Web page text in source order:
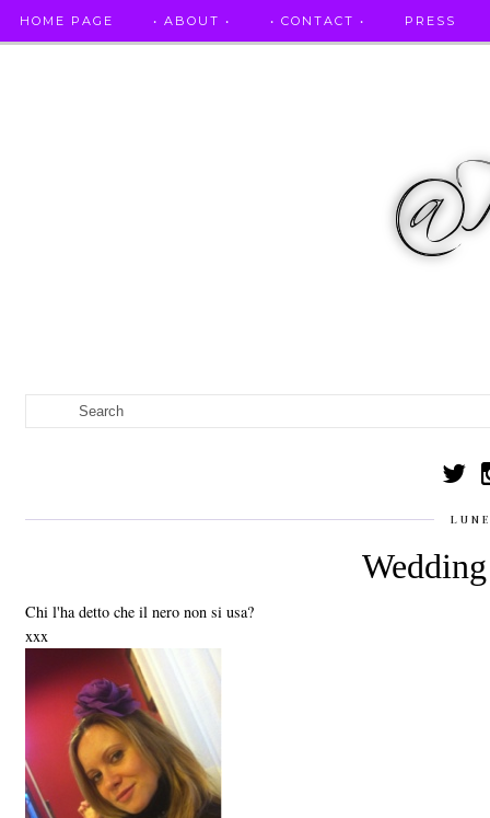
HOME PAGE • ABOUT • • CONTACT • PRESS
Chi l'ha detto che il nero non si usa?
xxx